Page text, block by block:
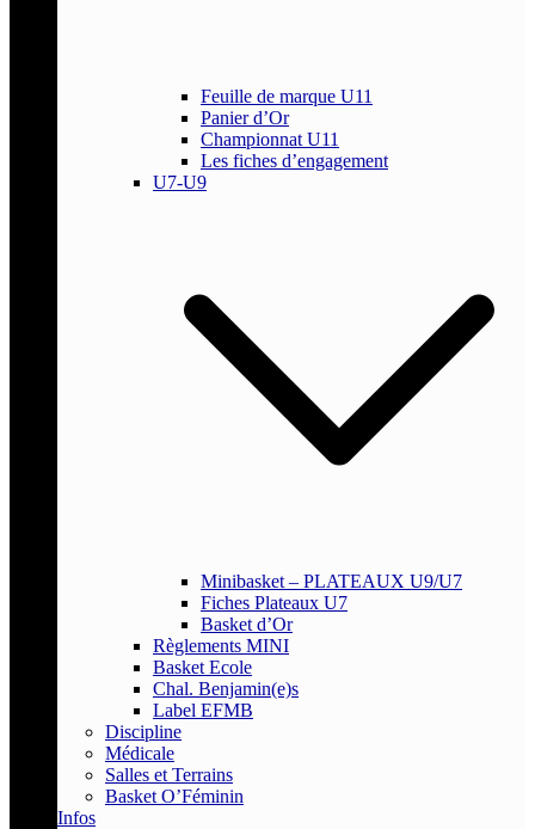
Feuille de marque U11
Panier d’Or
Championnat U11
Les fiches d’engagement
U7-U9
Minibasket – PLATEAUX U9/U7
Fiches Plateaux U7
Basket d’Or
Règlements MINI
Basket Ecole
Chal. Benjamin(e)s
Label EFMB
Discipline
Médicale
Salles et Terrains
Basket O’Féminin
Infos